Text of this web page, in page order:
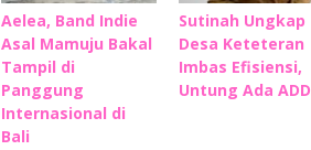
Aelea, Band Indie
Asal Mamuju Bakal
Tampil di
Panggung
Internasional di
Bali
Sutinah Ungkap
Desa Keteteran
Imbas Efisiensi,
Untung Ada ADD